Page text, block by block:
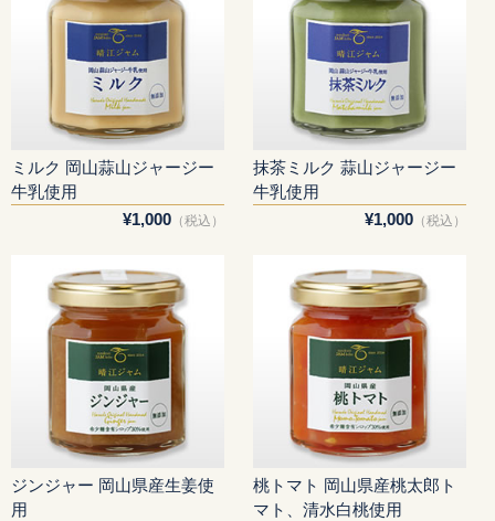
ミルク 岡山蒜山ジャージー
牛乳使用
¥1,000（税込）
抹茶ミルク 蒜山ジャージー
牛乳使用
¥1,000 （税込）
ジンジャー 岡山県産生姜使
用
桃トマト 岡山県産桃太郎ト
マト、清水白桃使用